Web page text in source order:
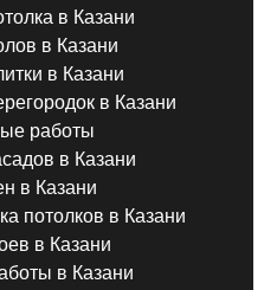
в Казани
в Казани
в Казани
в Казани
работы
в Казани
в Казани
потолков в Казани
в Казани
в Казани